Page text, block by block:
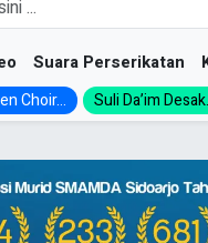
Suara Perserikatan
Choir... Suli Da’im